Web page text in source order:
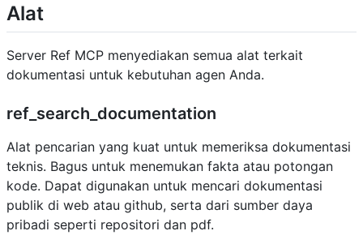
Alat
Server Ref MCP menyediakan semua alat terkait
dokumentasi untuk kebutuhan agen Anda.
ref_search_documentation
Alat pencarian yang kuat untuk memeriksa dokumentasi
teknis. Bagus untuk menemukan fakta atau potongan
kode. Dapat digunakan untuk mencari dokumentasi
publik di web atau github, serta dari sumber daya
pribadi seperti repositori dan pdf.